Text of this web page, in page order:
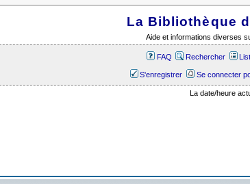
La Bibliothèque
Aide et informations diverses
FAQ Rechercher
S'enregistrer Se connecter
La date/heure